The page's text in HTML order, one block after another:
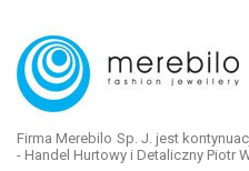
Firma Merebilo Sp. J. jest
- Handel Hurtowy i Detaliczny Piotr